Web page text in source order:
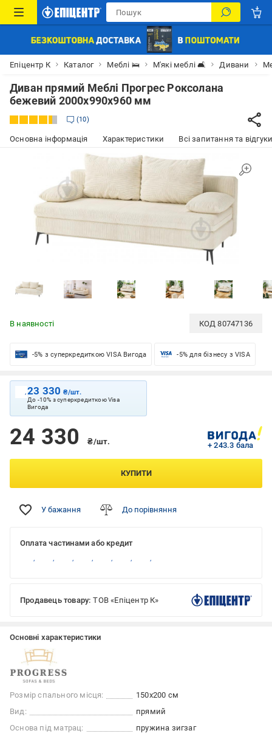
Епіцентр К Каталог Меблі 🛌 М'які меблі 🛋 Дивани
Диван прямий Меблі Прогрес Роксолана
бежевий 2000x990x960 мм
10
Основна інформація Характеристики Всі запитання та
В наявності КОД80747136
-5% з суперкредиткою VISA Вигода -5% для бізнесу з VISA
23 330₴/шт.
До -10% з суперкредиткою Visa
Вигода
24 330 ₴/шт. + 243.3 бала
КУПИТИ
У бажання До порівняння
Оплата частинами або кредит
Продавець товару: ТОВ «Епіцентр К»
Основні характеристики
Розмір спального місця:
150x200 см
Вид:
прямий
Основа під матрац:
пружина зигзаг